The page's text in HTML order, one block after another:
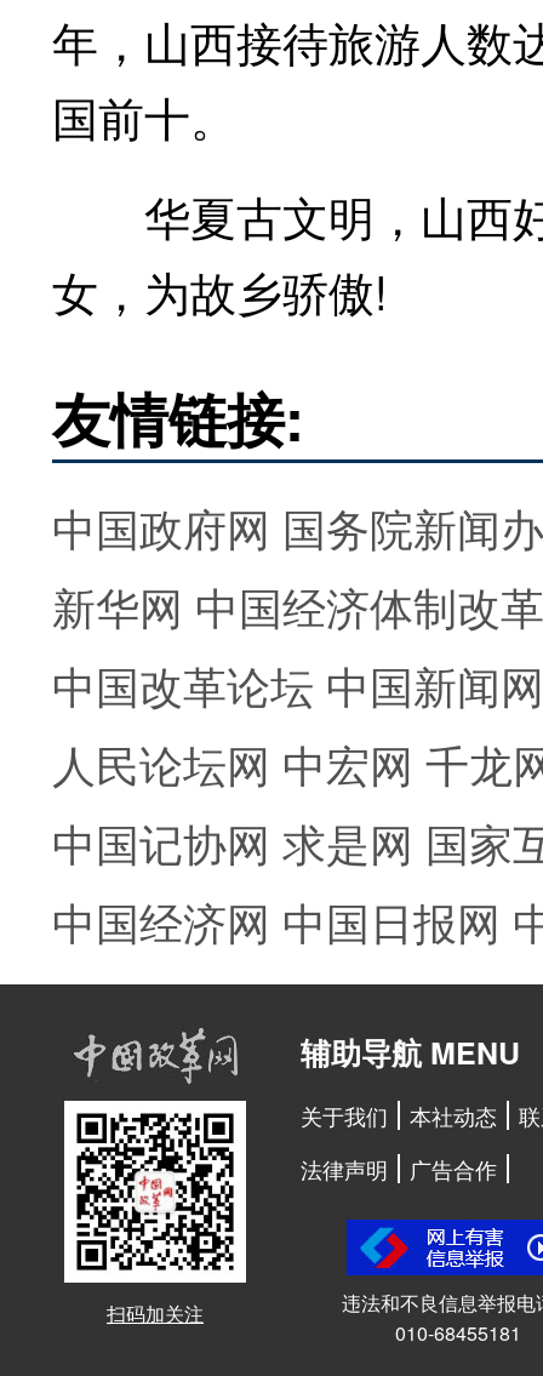
年，山西接待旅游人数
国前十。
华夏古文明，山西
女，为故乡骄傲!
友情链接:
中国政府网 国务院新闻
新华网 中国经济体制改
中国改革论坛 中国新闻网
人民论坛网 中宏网 千龙
中国记协网 求是网 国家
中国经济网 中国日报网
扫码加关注
辅助导航 MENU
关于我们 本社动态
法律声明
广告合作
违法和不良信息举报电
010-68455181